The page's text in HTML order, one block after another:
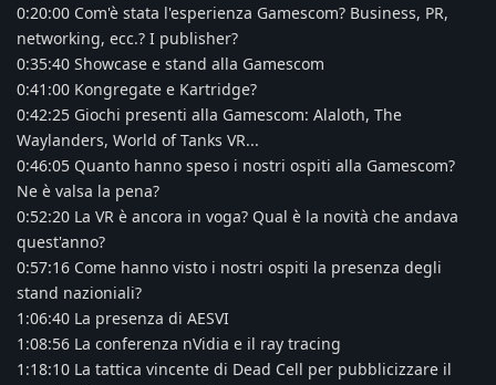
0:20:00 Com'è stata l'esperienza Gamescom? Business, PR,
networking, ecc.? I publisher?
0:35:40 Showcase e stand alla Gamescom
0:41:00 Kongregate e Kartridge?
0:42:25 Giochi presenti alla Gamescom: Alaloth, The
Waylanders, World of Tanks VR...
0:46:05 Quanto hanno speso i nostri ospiti alla Gamescom?
Ne è valsa la pena?
0:52:20 La VR è ancora in voga? Qual è la novità che andava
quest'anno?
0:57:16 Come hanno visto i nostri ospiti la presenza degli
stand nazioniali?
1:06:40 La presenza di AESVI
1:08:56 La conferenza nVidia e il ray tracing
1:18:10 La tattica vincente di Dead Cell per pubblicizzare il